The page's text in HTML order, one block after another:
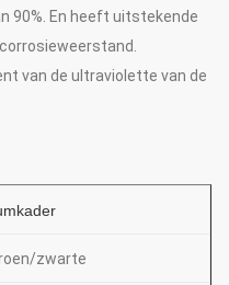
90%. En heeft uitstekende
van de ultraviolette van de
zwarte